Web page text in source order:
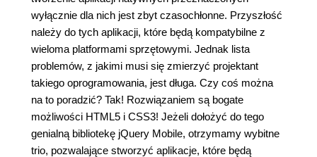
wyłącznie dla nich jest zbyt czasochłonne. Przyszłość
należy do tych aplikacji, które będą kompatybilne z
wieloma platformami sprzętowymi. Jednak lista
problemów, z jakimi musi się zmierzyć projektant
takiego oprogramowania, jest długa. Czy coś można
na to poradzić? Tak! Rozwiązaniem są bogate
możliwości HTML5 i CSS3! Jeżeli dołożyć do tego
genialną bibliotekę jQuery Mobile, otrzymamy wybitne
trio, pozwalające stworzyć aplikacje, które będą